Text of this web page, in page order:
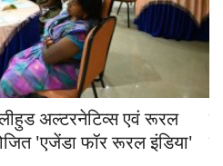
अल्टरनेटिव्स एवं रूरल
'एजेंडा फॉर रूरल इंडिया'